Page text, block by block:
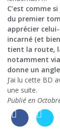
C’est comme
du premier
apprécier
incarné (et
tient la route,
notamment
donne un
J’ai lu cette BD
une suite.
Publié en